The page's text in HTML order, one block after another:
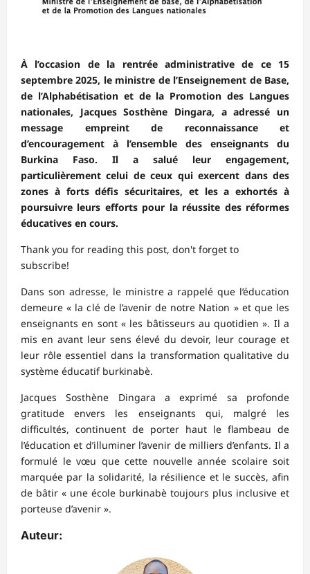
À l’occasion de la rentrée administrative de ce 15
septembre 2025, le ministre de l’Enseignement de Base,
de l’Alphabétisation et de la Promotion des Langues
nationales, Jacques Sosthène Dingara, a adressé un
message empreint de reconnaissance et
d’encouragement à l’ensemble des enseignants du
Burkina Faso. Il a salué leur engagement,
particulièrement celui de ceux qui exercent dans des
zones à forts défis sécuritaires, et les a exhortés à
poursuivre leurs efforts pour la réussite des réformes
éducatives en cours.
Thank you for reading this post, don't forget to
subscribe!
Dans son adresse, le ministre a rappelé que l’éducation
demeure « la clé de l’avenir de notre Nation » et que les
enseignants en sont « les bâtisseurs au quotidien ». Il a
mis en avant leur sens élevé du devoir, leur courage et
leur rôle essentiel dans la transformation qualitative du
système éducatif burkinabè.
Jacques Sosthène Dingara a exprimé sa profonde
gratitude envers les enseignants qui, malgré les
difficultés, continuent de porter haut le flambeau de
l’éducation et d’illuminer l’avenir de milliers d’enfants. Il a
formulé le vœu que cette nouvelle année scolaire soit
marquée par la solidarité, la résilience et le succès, afin
de bâtir « une école burkinabè toujours plus inclusive et
porteuse d’avenir ».
Auteur: